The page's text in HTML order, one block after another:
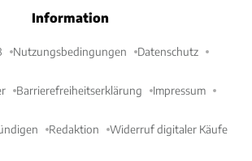
Information
Nutzungsbedingungen Datenschutz
Barrierefreiheitserklärung Impressum
Redaktion Widerruf digitaler Käufe